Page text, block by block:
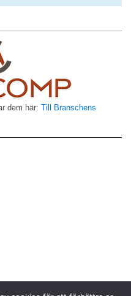
dem här: Till Branschens